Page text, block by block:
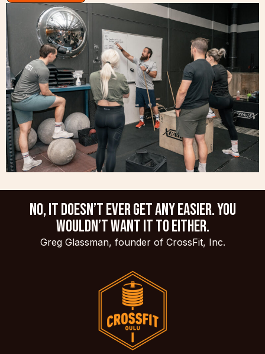
No, it doesn’t ever get any easier. You
wouldn’t want it to either.
Greg Glassman, founder of CrossFit, Inc.